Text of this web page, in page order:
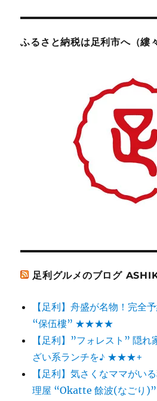
ふるさと納税は足利市へ（縷
足利グルメのブログ
【足利】舟盛が名物！完全
“保伍樓” ★★★★
【足利】”フォレスト” 隠
ざい系ランチを♪ ★★★+
【足利】気さくなママがい
理屋 “Okatte 餘波(なご